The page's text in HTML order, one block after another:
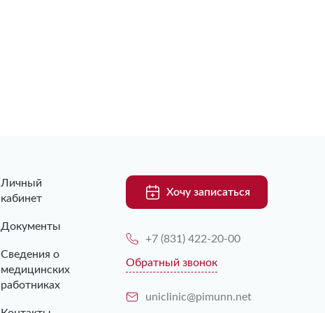
Личный
кабинет
Документы
Сведения о
медицинских
работниках
Хочу записаться
+7 (831) 422-20-00
Обратный звонок
uniclinic@pimunn.net